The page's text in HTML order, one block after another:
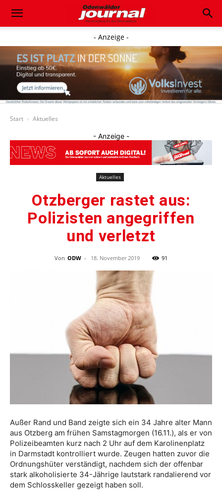
- Anzeige -
Start Aktuelles
- Anzeige -
Aktuelles
Otzberger rastet aus:
Polizisten angegriffen
und verletzt
Von ODW - 18. November 2019 91
Außer Rand und Band zeigte sich ein 34 Jahre alter Mann
aus Otzberg am frühen Samstagmorgen (16.11.), als er von
Polizeibeamten kurz nach 2 Uhr auf dem Karolinenplatz
in Darmstadt kontrolliert wurde. Zeugen hatten zuvor die
Ordnungshüter verständigt, nachdem sich der offenbar
stark alkoholisierte 34-Jährige lautstark randalierend vor
dem Schlosskeller gezeigt haben soll.